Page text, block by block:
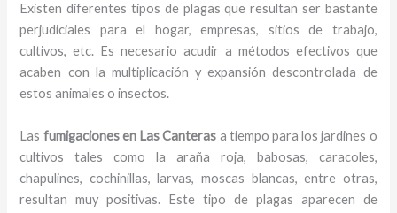
Existen diferentes tipos de plagas que resultan ser bastante
perjudiciales para el hogar, empresas, sitios de trabajo,
cultivos, etc. Es necesario acudir a métodos efectivos que
acaben con la multiplicación y expansión descontrolada de
estos animales o insectos.
Las fumigaciones en Las Canteras a tiempo para los jardines o
cultivos tales como la araña roja, babosas, caracoles,
chapulines, cochinillas, larvas, moscas blancas, entre otras,
resultan muy positivas. Este tipo de plagas aparecen de